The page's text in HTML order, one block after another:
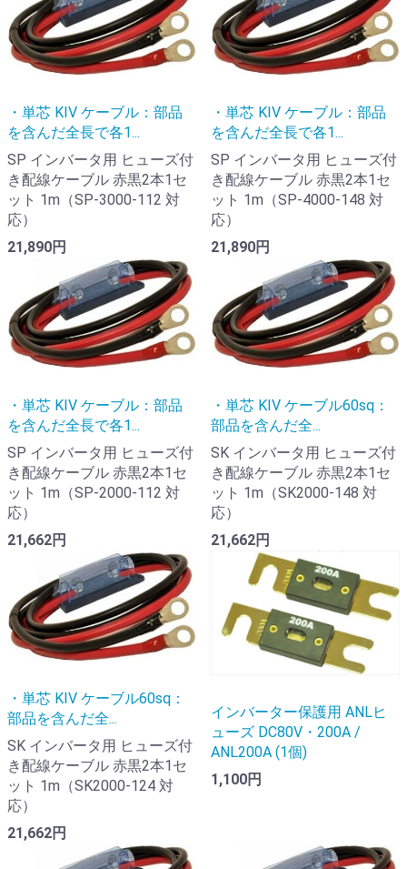
・単芯 KIV ケーブル：部品
を含んだ全長で各1...
SP インバータ用 ヒューズ付
き配線ケーブル 赤黒2本1セ
ット 1m（SP-3000-112 対
応）
21,890円
・単芯 KIV ケーブル：部品
を含んだ全長で各1...
SP インバータ用 ヒューズ付
き配線ケーブル 赤黒2本1セ
ット 1m（SP-4000-148 対
応）
21,890円
・単芯 KIV ケーブル：部品
を含んだ全長で各1...
SP インバータ用 ヒューズ付
き配線ケーブル 赤黒2本1セ
ット 1m（SP-2000-112 対
応）
21,662円
・単芯 KIV ケーブル60sq：
部品を含んだ全...
SK インバータ用 ヒューズ付
き配線ケーブル 赤黒2本1セ
ット 1m（SK2000-148 対
応）
21,662円
・単芯 KIV ケーブル60sq：
部品を含んだ全...
SK インバータ用 ヒューズ付
き配線ケーブル 赤黒2本1セ
ット 1m（SK2000-124 対
応）
21,662円
インバーター保護用 ANLヒ
ューズ DC80V・200A /
ANL200A (1個)
1,100円